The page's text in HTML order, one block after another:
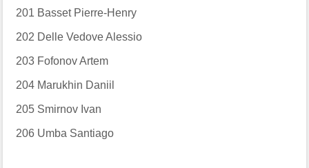
201 Basset Pierre-Henry
202 Delle Vedove Alessio
203 Fofonov Artem
204 Marukhin Daniil
205 Smirnov Ivan
206 Umba Santiago